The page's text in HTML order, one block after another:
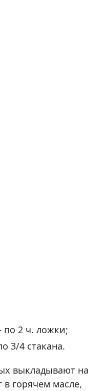
по 2 ч. ложки;
3/4 стакана.
выкладывают на
горячем масле,